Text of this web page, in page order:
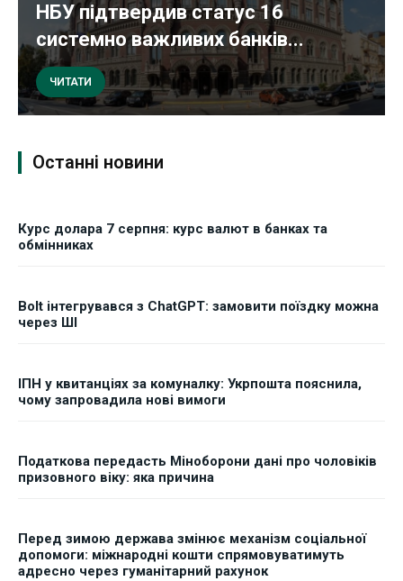
НБУ підтвердив статус 16
системно важливих банків...
ЧИТАТИ
Останні новини
Курс долара 7 серпня: курс валют в банках та
обмінниках
Bolt інтегрувався з ChatGPT: замовити поїздку можна
через ШІ
ІПН у квитанціях за комуналку: Укрпошта пояснила,
чому запровадила нові вимоги
Податкова передасть Міноборони дані про чоловіків
призовного віку: яка причина
Перед зимою держава змінює механізм соціальної
допомоги: міжнародні кошти спрямовуватимуть
адресно через гуманітарний рахунок